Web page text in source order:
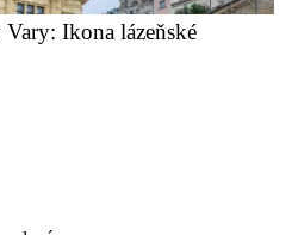
Ikona lázeňské